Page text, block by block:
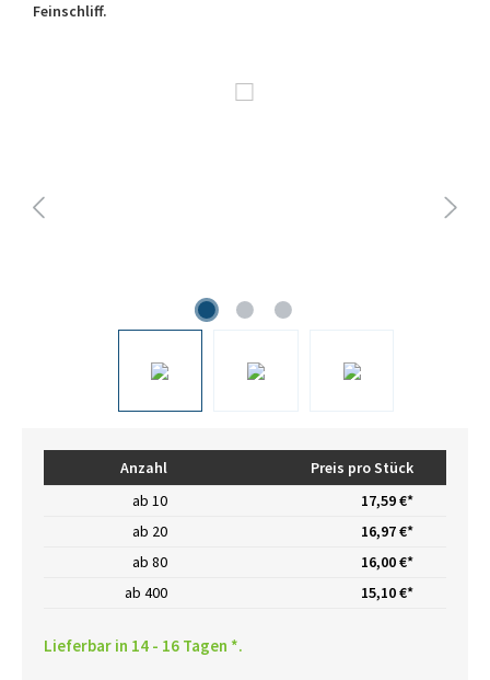
Feinschliff.
Anzahl
Preis pro Stück
ab 10
17,59 €*
ab 20
16,97 €*
ab 80
16,00 €*
ab 400 15,10 €*
Lieferbar in 14 - 16 Tagen *.